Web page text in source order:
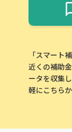
「スマート
近くの補助
ータを収集
軽にこちら